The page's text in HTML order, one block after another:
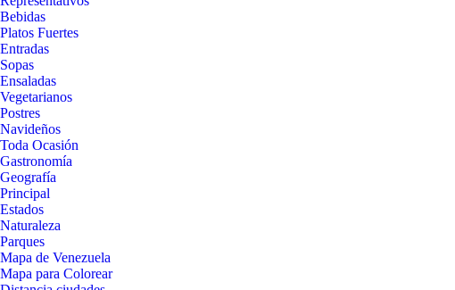
Bebidas
Platos Fuertes
Entradas
Sopas
Ensaladas
Vegetarianos
Postres
Navideños
Toda Ocasión
Gastronomía
Geografía
Principal
Estados
Naturaleza
Parques
Mapa de Venezuela
Mapa para Colorear